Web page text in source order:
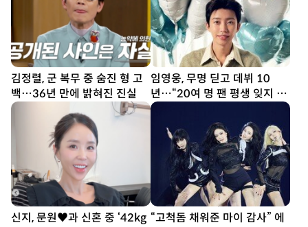
김정렬, 군 복무 중 숨진 형 고
백…36년 만에 밝혀진 진실
임영웅, 무명 딛고 데뷔 10
년…“20여 명 팬 평생 잊지 못
해”
신지, 문원♥과 신혼 중 ‘42kg “고척돔 채워준 마이 감사” 에